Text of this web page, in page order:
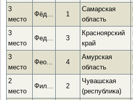
3
место
Фёд... 1
Самарская
область
3
место
Фед... 3
Красноярский
край
3
место
Фео... 4
Амурская
область
2
место
Фил... 2
Чувашская
(республика)